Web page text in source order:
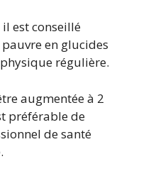
est conseillé
en glucides
régulière.
augmentée à 2
préférable de
de santé